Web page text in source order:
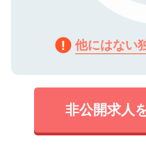
他にはない
非公開求人